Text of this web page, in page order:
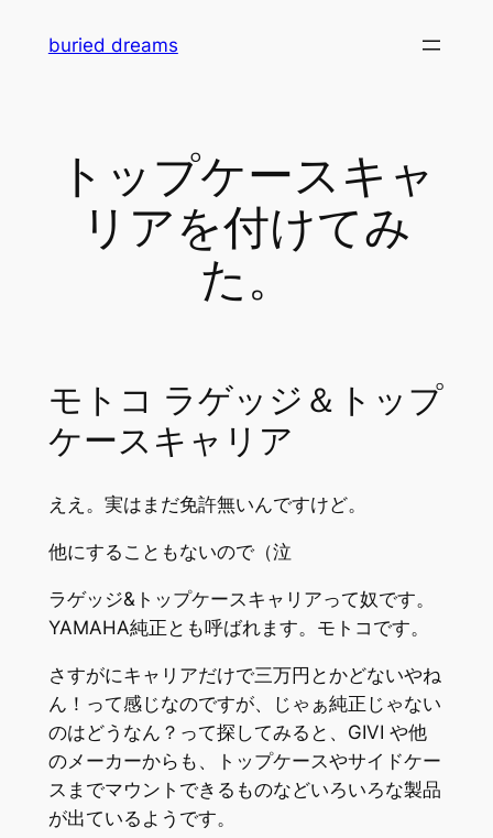
buried dreams
トップケースキャ
リアを付けてみ
た。
モトコ ラゲッジ＆トップ
ケースキャリア
ええ。実はまだ免許無いんですけど。
他にすることもないので（泣
ラゲッジ&トップケースキャリアって奴です。
YAMAHA純正とも呼ばれます。モトコです。
さすがにキャリアだけで三万円とかどないやね
ん！って感じなのですが、じゃぁ純正じゃない
のはどうなん？って探してみると、GIVI や他
のメーカーからも、トップケースやサイドケー
スまでマウントできるものなどいろいろな製品
が出ているようです。